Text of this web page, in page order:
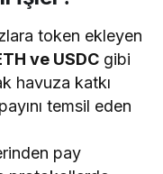
token ekleyen
ve USDC gibi
havuza katkı
temsil eden
pay